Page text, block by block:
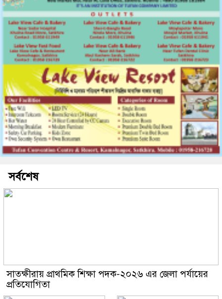
সর্বশেষ
সাতক্ষীরায় প্রাথমিক শিক্ষা পদক-২০২৬ এর জেলা পর্যায়ের
প্রতিযোগিতা